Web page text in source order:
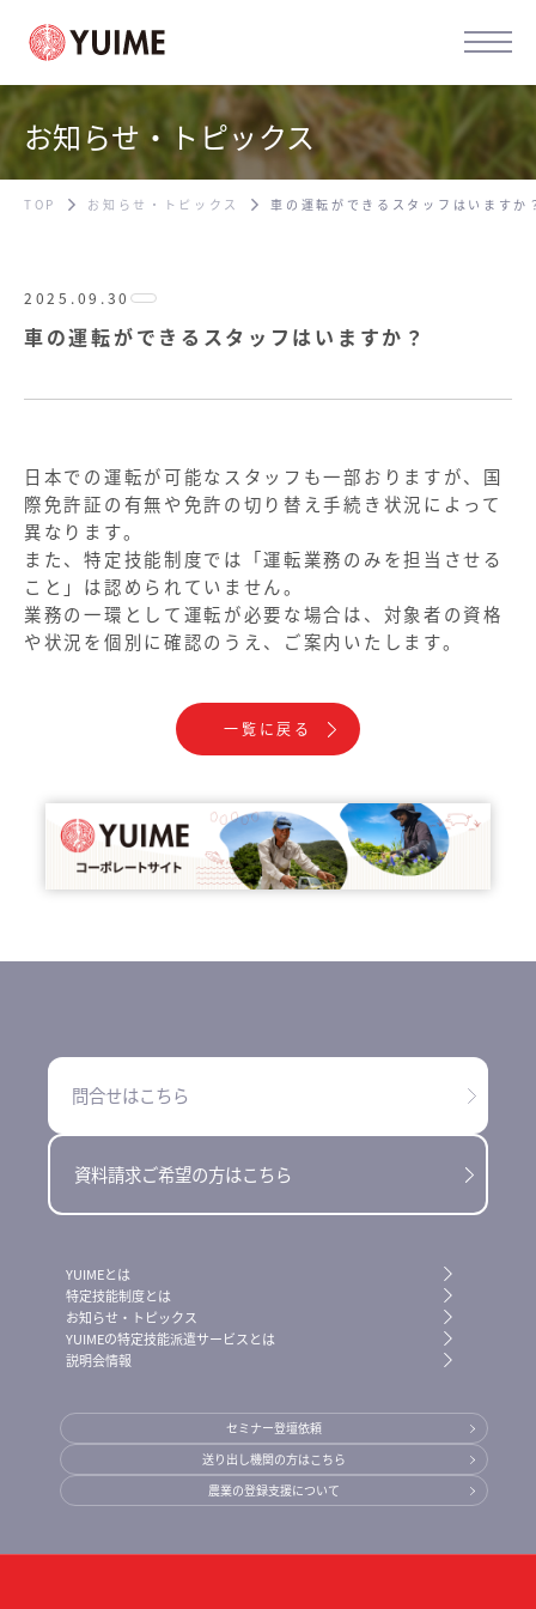
お知らせ・トピックス
TOP お知らせ・トピックス 車の運転ができるスタッフはいますか
2025.09.30
車の運転ができるスタッフはいますか？
日本での運転が可能なスタッフも一部おりますが、国
際免許証の有無や免許の切り替え手続き状況によって
異なります。
また、特定技能制度では「運転業務のみを担当させる
こと」は認められていません。
業務の一環として運転が必要な場合は、対象者の資格
や状況を個別に確認のうえ、ご案内いたします。
一覧に戻る
問合せはこちら
資料請求ご希望の方はこちら
YUIMEとは
特定技能制度とは
お知らせ・トピックス
YUIMEの特定技能派遣サービスとは
説明会情報
セミナー登壇依頼
送り出し機関の方はこちら
農業の登録支援について